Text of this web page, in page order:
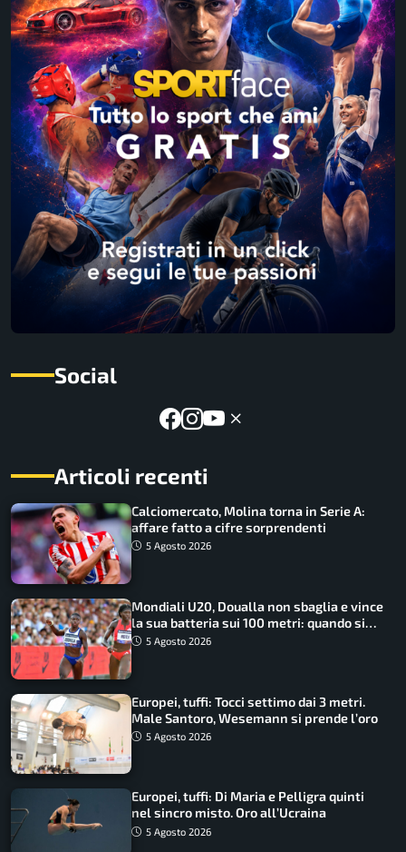
Social
Articoli recenti
Calciomercato, Molina torna in Serie A:
affare fatto a cifre sorprendenti
5 Agosto 2026
Mondiali U20, Doualla non sbaglia e vince
la sua batteria sui 100 metri: quando si
disputano le finali
5 Agosto 2026
Europei, tuffi: Tocci settimo dai 3 metri.
Male Santoro, Wesemann si prende l’oro
5 Agosto 2026
Europei, tuffi: Di Maria e Pelligra quinti
nel sincro misto. Oro all’Ucraina
5 Agosto 2026